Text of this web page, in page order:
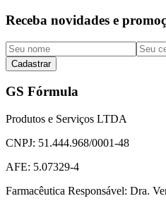
Receba novidades e
Cadastrar
GS Fórmula
Produtos e Serviços LTDA
CNPJ: 51.444.968/0001-48
AFE: 5.07329-4
Farmacêutica Responsável: Dra.